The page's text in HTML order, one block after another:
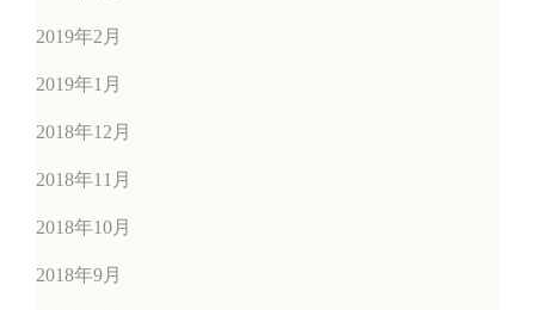
2019年2月
2019年1月
2018年12月
2018年11月
2018年10月
2018年9月